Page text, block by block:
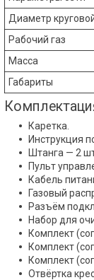
Диаметр
Рабочий газ
Масса
Габариты
Каретка.
Инструкция
Штанга — 2
Пульт
Кабель
Газовый
Разъём
Набор для
Комплект
Комплект
Комплект
Отвёртка